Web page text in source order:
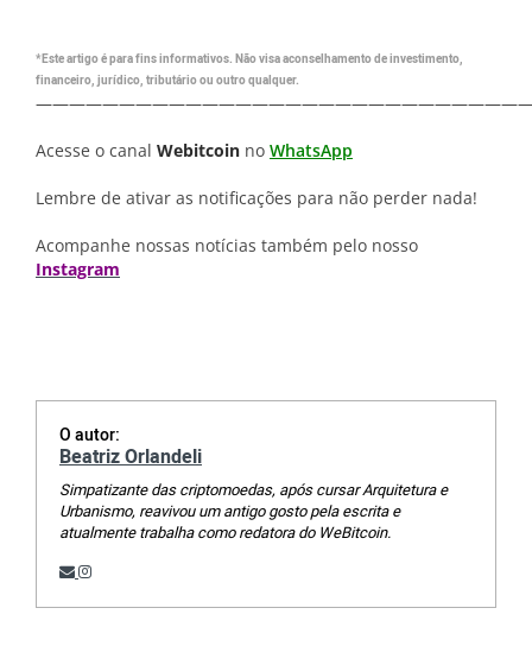
*Este artigo é para fins informativos. Não visa aconselhamento de investimento,
financeiro, jurídico, tributário ou outro qualquer.
Acesse o canal Webitcoin no WhatsApp
Lembre de ativar as notificações para não perder nada!
Acompanhe nossas notícias também pelo nosso
Instagram
O autor:
Beatriz Orlandeli
Simpatizante das criptomoedas, após cursar Arquitetura e
Urbanismo, reavivou um antigo gosto pela escrita e
atualmente trabalha como redatora do WeBitcoin.